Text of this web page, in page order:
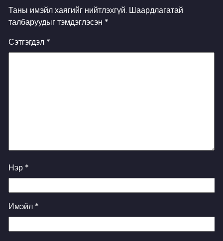
Таны имэйл хаягийг нийтлэхгүй. Шаардлагатай
талбаруудыг тэмдэглэсэн *
Сэтгэгдэл *
Нэр *
Имэйл *